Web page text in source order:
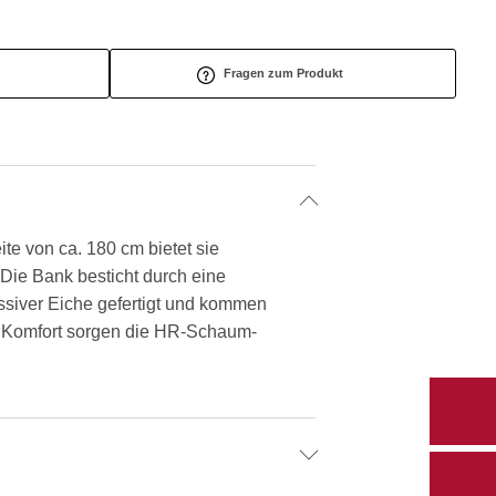
Fragen zum Produkt
von ca. 180 cm bietet sie
Bank besticht durch eine
Eiche gefertigt und kommen
sorgen die HR-Schaum-